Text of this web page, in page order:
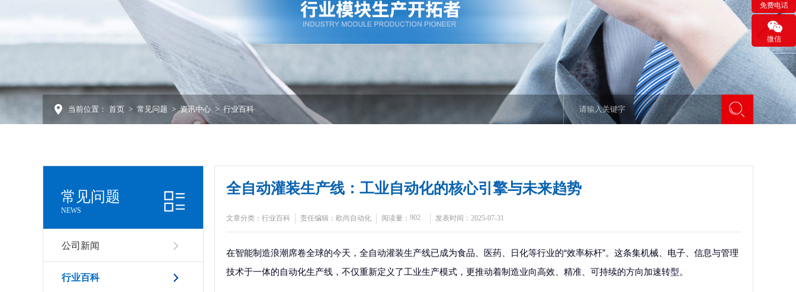
当前位置： 首页 > 常见问题 > 资讯中心 > 行业百科
常见问题
NEWS
公司新闻
行业百科
全自动灌装生产线：工业自动化的核心引擎与未来趋势
文章分类：行业百科 责任编辑：欧尚自动化 阅读量： 902 发表时间：2025-07-31
在智能制造浪潮席卷全球的今天，全自动灌装生产线已成为食品、医药、日化等行业的“效率标杆”。这条集机械、电子、信息与管理
技术于一体的自动化生产线，不仅重新定义了工业生产模式，更推动着制造业向高效、精准、可持续的方向加速转型。
免费电话

微信